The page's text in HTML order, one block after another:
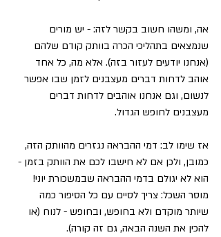
אה, ומשהו חשוב בקשר לזה: - יש מורים
שנמצאים בתהליכי הכרה בוותק קודם שלהם
(אנחנו יודעים לעזור בזה). אלא מה, כל אחד
אוהב לדחות דברים מעצבנים לזמן שבו אפשר
לנשום, וגם אנחנו אוהבים לדחות דברים
מעצבנים לחופש הגדול.
אז שימו לב: דמי ההבראה נגזרים מהוותק הזה,
כמובן, ולכן אם לא חישבו לכם את הוותק בזמן -
הוא לא יגולם בדמי ההבראה שבמשכורת יוני!
מוסר השכל: צריך לסיים עם כל הסיפור כמה
שיותר מוקדם ולא בחופש, ובחופש - לנוח (או
להכין את השנה הבאה, גם זה קורה).